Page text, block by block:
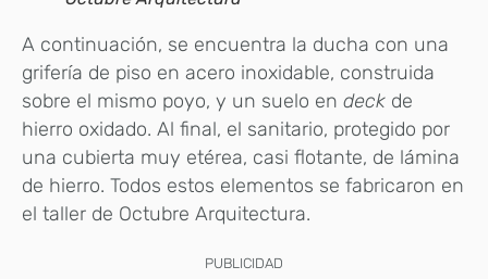
A continuación, se encuentra la ducha con una
grifería de piso en acero inoxidable, construida
sobre el mismo poyo, y un suelo en deck de
hierro oxidado. Al final, el sanitario, protegido por
una cubierta muy etérea, casi flotante, de lámina
de hierro. Todos estos elementos se fabricaron en
el taller de Octubre Arquitectura.
PUBLICIDAD